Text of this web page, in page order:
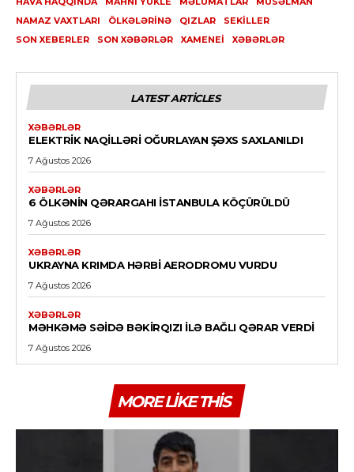
NAMAZ VAXTLARI
ÖLKƏLƏRINƏ QIZLAR
SEKILLER
SON XEBERLER
SON XƏBƏRLƏR XAMENEI XƏBƏRLƏR
LATEST ARTICLES
XƏBƏRLƏR
ELEKTRIK NAQILLƏRI OĞURLAYAN ŞƏXS SAXLANILDI
7 Ağustos 2026
XƏBƏRLƏR
6 ÖLKƏNIN QƏRARGAHI İSTANBULA KÖÇÜRÜLDÜ
7 Ağustos 2026
XƏBƏRLƏR
UKRAYNA KRIMDA HƏRBI AERODROMU VURDU
7 Ağustos 2026
XƏBƏRLƏR
MƏHKƏMƏ SƏIDƏ BƏKIRQIZI ILƏ BAĞLI QƏRAR VERDI
7 Ağustos 2026
MORE LIKE THIS